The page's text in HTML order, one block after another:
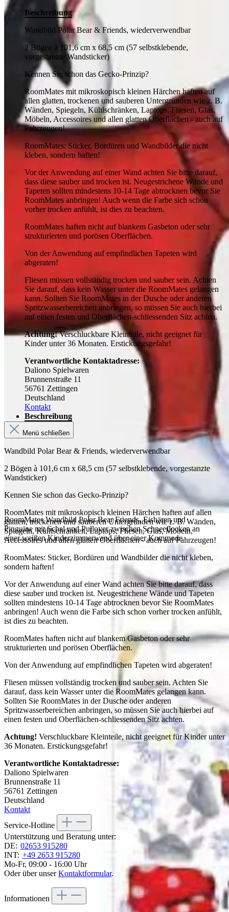
RoomMates Wandbild Polar Bear Friends, Eisbären und
Pinguine mit Schal und Pullover zwischen Schneeflocken an
einer weißen Kinderzimmerwand über einer Kommode
Beschreibung
Wandbild Polar Bear & Friends, wiederverwendbar
2 Bögen à 101,6 cm x 68,5 cm (57 selbstklebende,
vorgestanzte Wandsticker)
Kennen Sie schon das Gecko-Prinzip?
RoomMates mit mikroskopisch kleinen Härchen haften auf
allen glatten, trockenen und sauberen Untergründen wie z. B.
Wänden, Spiegeln, Kühlschränken, Laptops, Fliesen, Glas,
Möbeln, Accessoires und allen glatten Oberflächen - auch auf
Fahrzeugen!
RoomMates: Sticker, Bordüren und Wandbilder die nicht
kleben, sondern haften!
Vor der Anwendung auf einer Wand achten Sie bitte darauf,
dass diese sauber und trocken ist. Neugestrichene Wände und
Tapeten sollten mindestens 10-14 Tage abtrocknen bevor Sie
RoomMates anbringen! Auch wenn die Farbe sich schon
vorher trocken anfühlt, ist dies zu beachten.
RoomMates haften nicht auf blankem Gasbeton oder sehr
strukturierten und porösen Oberflächen.
Von der Anwendung auf empfindlichen Tapeten wird
abgeraten!
Fliesen müssen vollständig trocken und sauber sein. Achten
Sie darauf, dass kein Wasser unter die RoomMates gelangen
kann. Sollten Sie RoomMates in der Dusche oder anderen
Spritzwasserbereichen anbringen, so müssen Sie auch hierbei
auf einen festen und Oberflächen-schliessenden Sitz achten.
Achtung!Verschluckbare Kleinteile, nicht geeignet für
Kinder unter 36 Monaten. Erstickungsgefahr!
Verantwortliche Kontaktadresse:
Daliono Spielwaren
Brunnenstraße 11
56761 Zettingen
Deutschland
Kontakt
Beschreibung
Menü schließen
Wandbild Polar Bear & Friends, wiederverwendbar
2 Bögen à 101,6 cm x 68,5 cm (57 selbstklebende, vorgestanzte
Wandsticker)
Kennen Sie schon das Gecko-Prinzip?
RoomMates mit mikroskopisch kleinen Härchen haften auf allen
glatten, trockenen und sauberen Untergründen wie z. B. Wänden,
Spiegeln, Kühlschränken, Laptops, Fliesen, Glas, Möbeln,
Accessoires und allen glatten Oberflächen - auch auf Fahrzeugen!
RoomMates: Sticker, Bordüren und Wandbilder die nicht kleben,
sondern haften!
Vor der Anwendung auf einer Wand achten Sie bitte darauf, dass
diese sauber und trocken ist. Neugestrichene Wände und Tapeten
sollten mindestens 10-14 Tage abtrocknen bevor Sie RoomMates
anbringen! Auch wenn die Farbe sich schon vorher trocken anfühlt,
ist dies zu beachten.
RoomMates haften nicht auf blankem Gasbeton oder sehr
strukturierten und porösen Oberflächen.
Von der Anwendung auf empfindlichen Tapeten wird abgeraten!
Fliesen müssen vollständig trocken und sauber sein. Achten Sie
darauf, dass kein Wasser unter die RoomMates gelangen kann.
Sollten Sie RoomMates in der Dusche oder anderen
Spritzwasserbereichen anbringen, so müssen Sie auch hierbei auf
einen festen und Oberflächen-schliessenden Sitz achten.
Achtung! Verschluckbare Kleinteile, nicht geeignet für Kinder unter
36 Monaten. Erstickungsgefahr!
Verantwortliche Kontaktadresse:
Daliono Spielwaren
Brunnenstraße 11
56761 Zettingen
Deutschland
Kontakt
Service-Hotline
Unterstützung und Beratung unter:
DE: 02653 915280
INT: +49 2653 915280
Mo-Fr, 09:00 - 16:00 Uhr
Oder über unserKontaktformular.
Informationen